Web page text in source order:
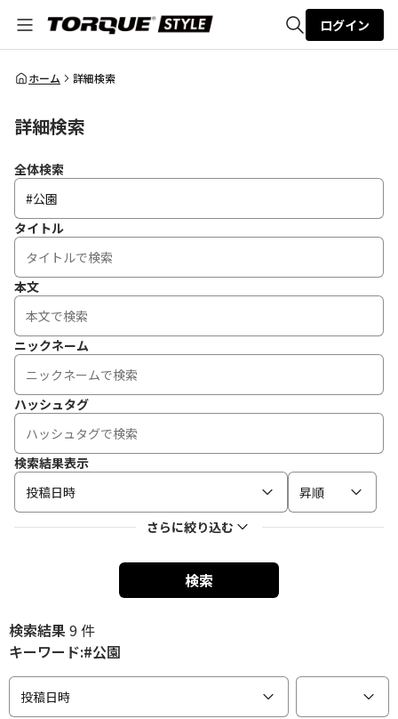
全体検索
ログイン
ホーム 詳細検索
詳細検索
全体検索
タイトル
本文
ニックネーム
ハッシュタグ
検索結果表示
投稿日時
昇順
さらに絞り込む
検索
検索結果9 件
キーワード:#公園
投稿日時